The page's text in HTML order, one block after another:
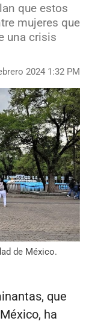
que estos
mujeres que
una crisis
2024 1:32 PM
de México.
que
ha